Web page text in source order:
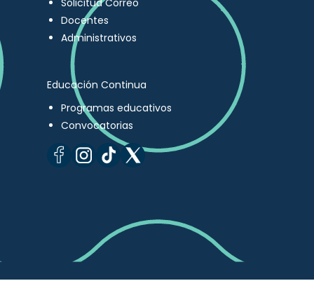
Solicitud Correo
Docentes
Administrativos
Educación Continua
Programas educativos
Convocatorias